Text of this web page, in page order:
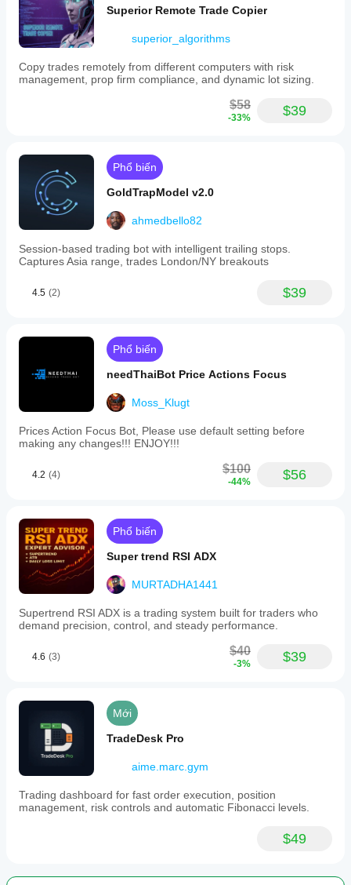
Superior Remote Trade Copier
superior_algorithms
Copy trades remotely from different computers with risk
management, prop firm compliance, and dynamic lot sizing.
$58
-33% $39
Phổ biến
GoldTrapModel v2.0
ahmedbello82
Session-based trading bot with intelligent trailing stops.
Captures Asia range, trades London/NY breakouts
4.5 (2) $39
Phổ biến
needThaiBot Price Actions Focus
Moss_Klugt
Prices Action Focus Bot, Please use default setting before
making any changes!!! ENJOY!!!
4.2 (4) $100
-44% $56
Phổ biến
Super trend RSI ADX
MURTADHA1441
Supertrend RSI ADX is a trading system built for traders who
demand precision, control, and steady performance.
4.6 (3) $40
-3% $39
Mới
TradeDesk Pro
aime.marc.gym
Trading dashboard for fast order execution, position
management, risk controls and automatic Fibonacci levels.
$49